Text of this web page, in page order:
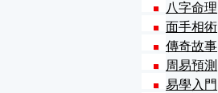
八字命理
面手相術
傳奇故事
周易預測
易學入門